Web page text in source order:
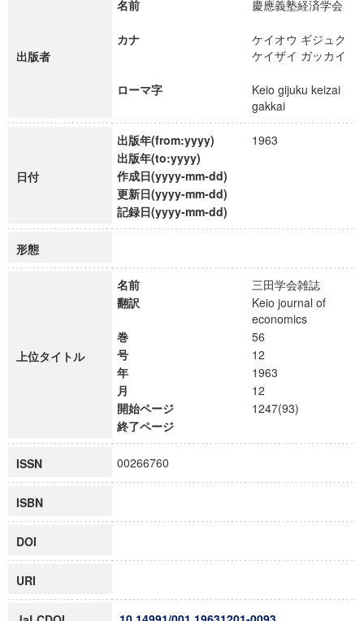
出版者
名前 慶應義塾経済学会
カナ
ケイオウ ギジュク
ケイザイ ガッカイ
ローマ字
Keio gijuku keizai
gakkai
日付
出版年(from:yyyy)
1963
出版年(to:yyyy)
作成日(yyyy-mm-dd)
更新日(yyyy-mm-dd)
記録日(yyyy-mm-dd)
形態
上位タイトル
名前
三田学会雑誌
翻訳
Keio journal of
economics
巻
56
号
12
年
1963
月
12
開始ページ
1247(93)
終了ページ
ISSN 00266760
ISBN
DOI
URI